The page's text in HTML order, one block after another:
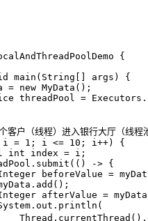
{
main (String[] args)
{
=
new MyData();
threadPool =
户（线程）进入银行大厅（线程
i = 1 ; i <= 10 ; i++) {
int index = i;
-> {
beforeValue =
afterValue =